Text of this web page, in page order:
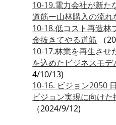
10-19.電力会社が新た
道筋ー山林購入の流れ
10-18.低コスト再造林
金抜きてやる道筋 （
10-17.林業を再生させ
を込めたビジネスモデ
4/10/13)
10-16. ビジョン2050
ビジョン実現に向け
（2024/9/12)